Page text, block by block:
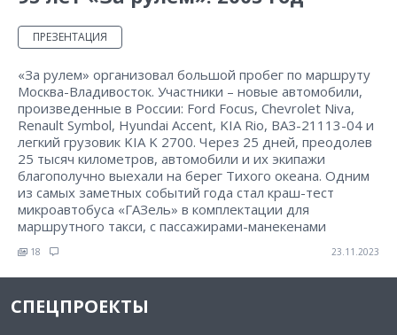
ПРЕЗЕНТАЦИЯ
«За рулем» организовал большой пробег по маршруту
Москва-Владивосток. Участники – новые автомобили,
произведенные в России: Ford Focus, Chevrolet Niva,
Renault Symbol, Hyundai Accent, KIA Rio, ВАЗ-21113-04 и
легкий грузовик KIA K 2700. Через 25 дней, преодолев
25 тысяч километров, автомобили и их экипажи
благополучно выехали на берег Тихого океана. Одним
из самых заметных событий года стал краш-тест
микроавтобуса «ГАЗель» в комплектации для
маршрутного такси, с пассажирами-манекенами
18 23.11.2023
СПЕЦПРОЕКТЫ